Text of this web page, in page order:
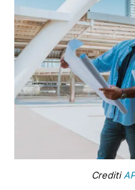
Crediti